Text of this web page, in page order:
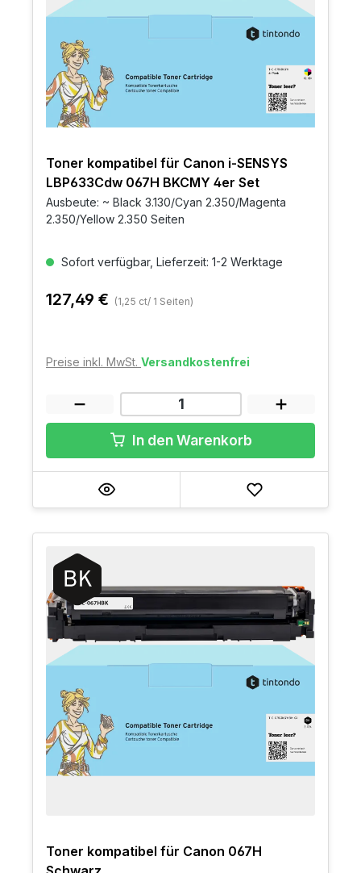
Toner kompatibel für Canon i-SENSYS
LBP633Cdw 067H BKCMY 4er Set
Ausbeute: ~ Black 3.130/Cyan 2.350/Magenta
2.350/Yellow 2.350 Seiten
Sofort verfügbar, Lieferzeit: 1-2 Werktage
127,49 € (1,25 ct/ 1 Seiten)
Preise inkl. MwSt. Versandkostenfrei
In den Warenkorb
Toner kompatibel für Canon 067H